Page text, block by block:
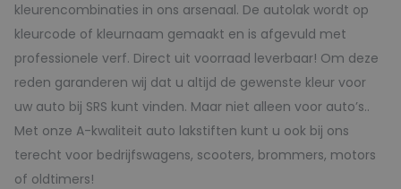
kleurencombinaties in ons arsenaal. De autolak wordt op
kleurcode of kleurnaam gemaakt en is afgevuld met
professionele verf. Direct uit voorraad leverbaar! Om deze
reden garanderen wij dat u altijd de gewenste kleur voor
uw auto bij SRS kunt vinden. Maar niet alleen voor auto’s..
Met onze A-kwaliteit auto lakstiften kunt u ook bij ons
terecht voor bedrijfswagens, scooters, brommers, motors
of oldtimers!